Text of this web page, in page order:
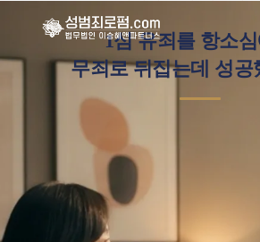
성범죄 무죄·항소심
1심 유죄를 항소
무죄로 뒤집는데 성공
어려운 사건이 어떻게 달라
내 사건에 주는 시사점을 확인
2026. 07